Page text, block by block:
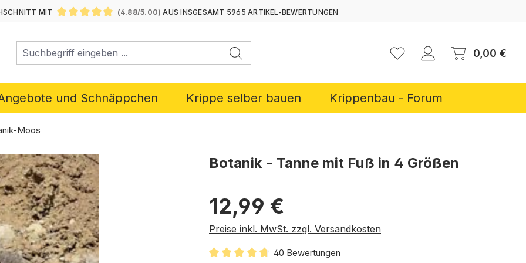
MIT
(4.88/5.00) AUS INSGESAMT 5965 ARTIKEL-BEWERTUNGEN
0,00 €
und Schnäppchen Krippe selber bauen Krippenbau - Forum
Moos
Botanik - Tanne mit Fuß in 4 Größen
Regulärer Preis:
12,99 €
Preise inkl. MwSt. zzgl. Versandkosten
40 Bewertungen